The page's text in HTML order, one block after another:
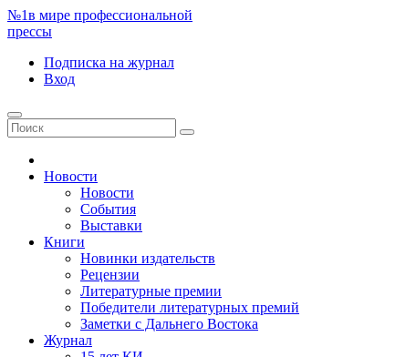
№1в мире профессиональной
прессы
Подписка на журнал
Вход
Новости
Новости
События
Выставки
Книги
Новинки издательств
Рецензии
Литературные премии
Победители литературных премий
Заметки с Дальнего Востока
Журнал